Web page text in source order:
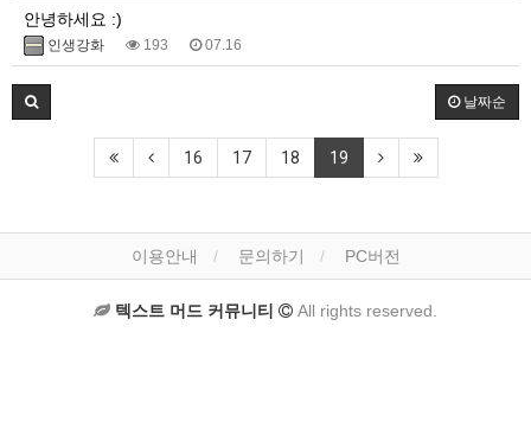
안녕하세요 :)
인생강화 193 07.16
날짜순
16 17 18 19
이용안내 문의하기 PC버전
텍스트 머드 커뮤니티 All rights reserved.